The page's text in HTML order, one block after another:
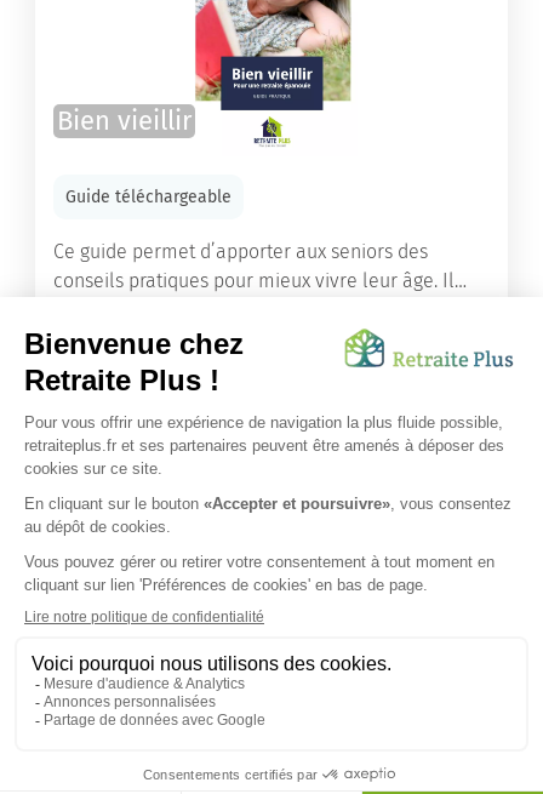
Bien vieillir
Guide téléchargeable
Ce guide permet d’apporter aux seniors des
conseils pratiques pour mieux vivre leur âge. Il
améliorer sa santé grâce à l’alimentation...
Lire l'article
Vous avez besoin d’une aide de nos équipes ?
Obtenir les tarifs & disponibilités
SUIVEZ-NOUS SUR :
Protection données personnelles
Nous vous informons de l'existence de la liste d'opposition